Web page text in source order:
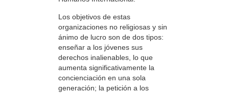
Los objetivos de estas
organizaciones no religiosas y sin
ánimo de lucro son de dos tipos:
enseñar a los jóvenes sus
derechos inalienables, lo que
aumenta significativamente la
concienciación en una sola
generación; la petición a los